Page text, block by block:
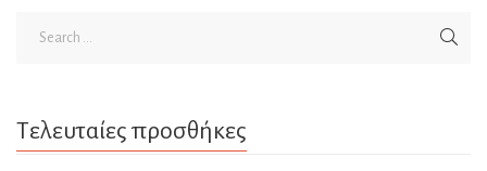
Τελευταίες προσθήκες